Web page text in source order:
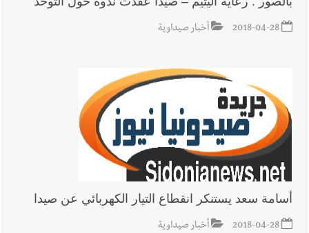
أخبار لبنان حراك ديبلوماسي للتجديد لـ اليونيفيل .. مسؤول غربي
أخبار لبنان ليلة سقوط رياض سلامة... هل ننتظر الحقيقة؟
2018-04-28 أخبار صيداوية
أسامة سعد يستنكر انقطاع التيار الكهربائي عن صيدا
2018-04-28 أخبار صيداوية